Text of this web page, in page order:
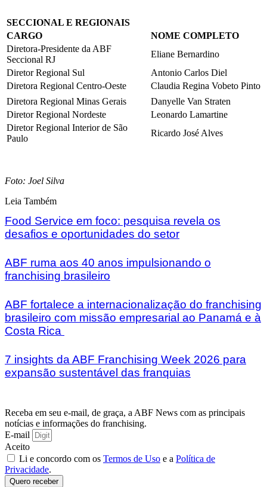
SECCIONAL E REGIONAIS
CARGO
NOME COMPLETO
Diretora-Presidente da ABF
Seccional RJ
Eliane Bernardino
Diretor Regional Sul
Antonio Carlos Diel
Diretora Regional Centro-Oeste
Claudia Regina Vobeto Pinto
Diretora Regional Minas Gerais
Danyelle Van Straten
Diretor Regional Nordeste
Leonardo Lamartine
Diretor Regional Interior de São
Paulo
Ricardo José Alves
Foto: Joel Silva
Leia Também
Food Service em foco: pesquisa revela os
desafios e oportunidades do setor
ABF ruma aos 40 anos impulsionando o
franchising brasileiro
ABF fortalece a internacionalização do franchising
brasileiro com missão empresarial ao Panamá e à
Costa Rica
7 insights da ABF Franchising Week 2026 para
expansão sustentável das franquias
Receba em seu e-mail, de graça, a ABF News com as principais
notícias e informações do franchising.
E-mail
Aceito
Li e concordo com os Termos de Uso e a Política de
Privacidade.
Quero receber